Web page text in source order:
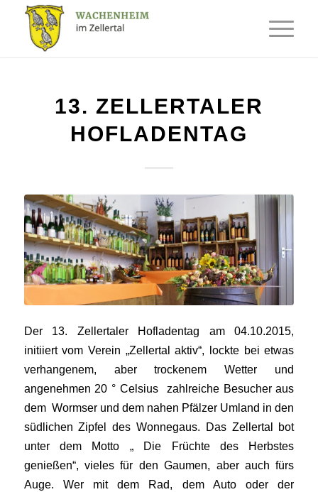
13. ZELLERTALER
HOFLADENTAG
Der 13. Zellertaler Hofladentag am 04.10.2015,
initiiert vom Verein „Zellertal aktiv“, lockte bei etwas
verhangenem, aber trockenem Wetter und
angenehmen 20 ° Celsius zahlreiche Besucher aus
dem Wormser und dem nahen Pfälzer Umland in den
südlichen Zipfel des Wonnegaus. Das Zellertal bot
unter dem Motto „ Die Früchte des Herbstes
genießen“, vieles für den Gaumen, aber auch fürs
Auge. Wer mit dem Rad, dem Auto oder der